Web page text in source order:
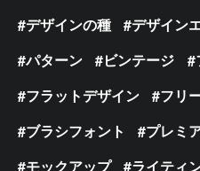
デザインの種
デザイン
パターン
ビンテージ
フラットデザイン
フリ
ブラシフォント
プレミ
モックアップ
ライティ